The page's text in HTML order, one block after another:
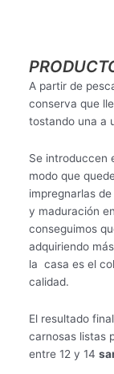
A partir de
conserva que
tostando una a
Se introduccen
modo que
impregnarlas
y maduración
conseguimos
adquiriendo
la casa es el
calidad.
El resultado
carnosas listas
entre 12 y 14